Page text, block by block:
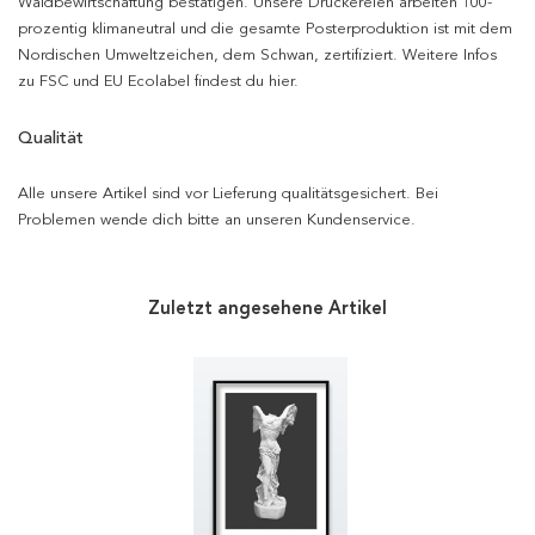
prozentig klimaneutral und die gesamte Posterproduktion ist mit dem
Nordischen Umweltzeichen, dem Schwan, zertifiziert. Weitere Infos
zu FSC und EU Ecolabel findest du hier.
Qualität
Alle unsere Artikel sind vor Lieferung qualitätsgesichert. Bei
Problemen wende dich bitte an unseren Kundenservice.
Zuletzt angesehene Artikel